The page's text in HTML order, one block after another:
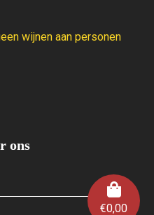
€0,00
wijnen aan personen
ons